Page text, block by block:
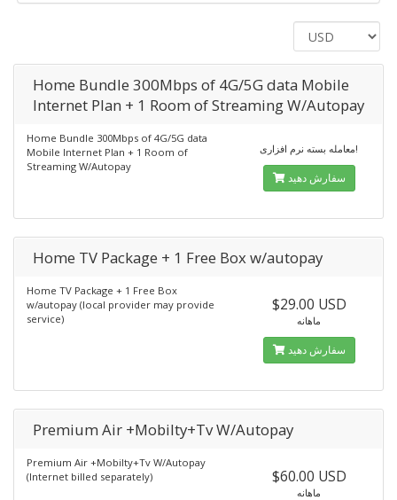
Home Bundle 300Mbps of 4G/5G data Mobile
Internet Plan + 1 Room of Streaming W/Autopay
Home Bundle 300Mbps of 4G/5G data
Mobile Internet Plan + 1 Room of
Streaming W/Autopay
معامله بسته نرم افزاری!
سفارش دهید
Home TV Package + 1 Free Box w/autopay
Home TV Package + 1 Free Box
w/autopay (local provider may provide
service)
$29.00 USD
ماهانه
سفارش دهید
Premium Air +Mobilty+Tv W/Autopay
Premium Air +Mobilty+Tv W/Autopay
(Internet billed separately)
$60.00 USD
ماهانه